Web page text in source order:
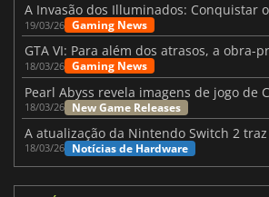
19/03/26 Gaming News
18/03/26 Gaming News
18/03/26 New Game Releases
18/03/26 Notícias de Hardware